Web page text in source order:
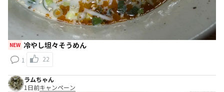
NEW 冷やし坦々そうめん
1 22
ラムちゃん
1日前キャンペーン